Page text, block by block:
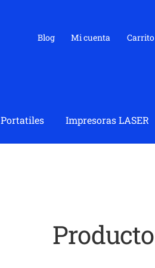
Blog Mi cuenta Carrito
Portatiles Impresoras LASER
Producto